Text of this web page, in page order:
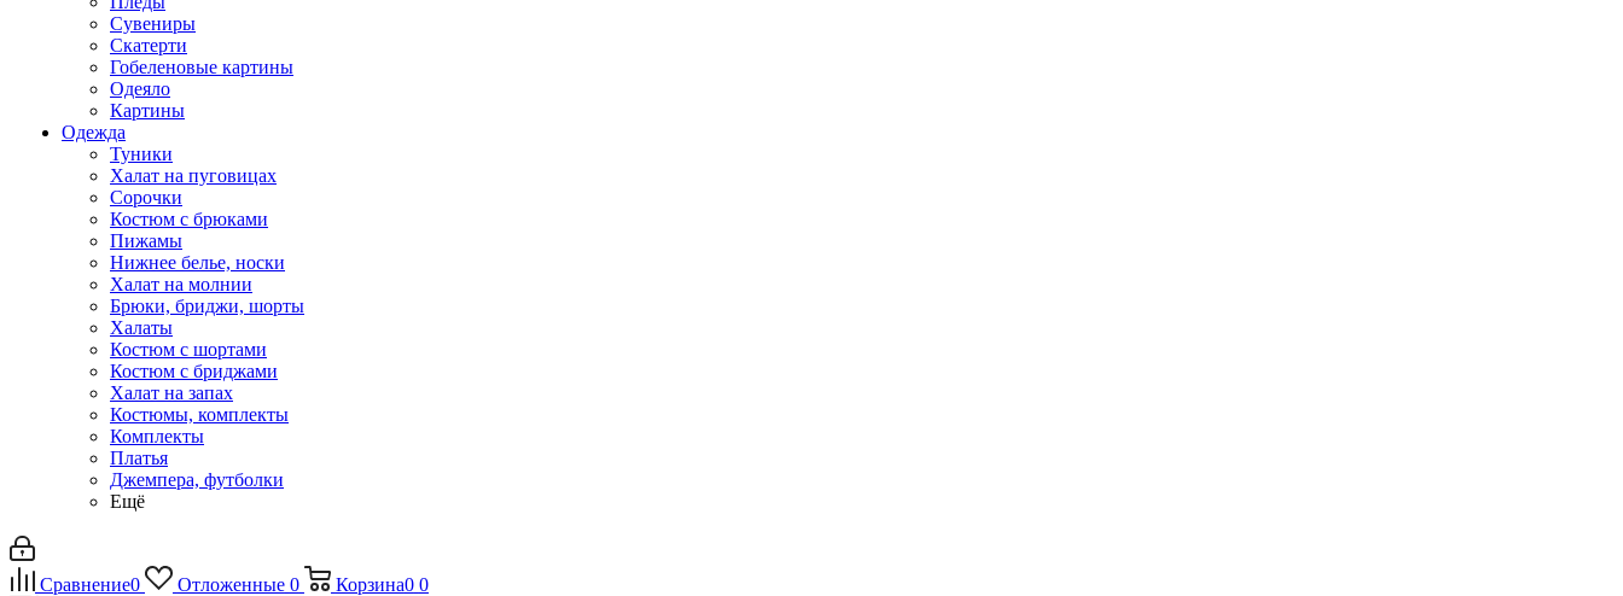
Сувениры
Скатерти
Гобеленовые картины
Одеяло
Картины
Одежда
Туники
Халат на пуговицах
Сорочки
Костюм с брюками
Пижамы
Нижнее белье, носки
Халат на молнии
Брюки, бриджи, шорты
Халаты
Костюм с шортами
Костюм с бриджами
Халат на запах
Костюмы, комплекты
Комплекты
Платья
Джемпера, футболки
Ещё
Сравнение0 Отложенные 0 Корзина0 0